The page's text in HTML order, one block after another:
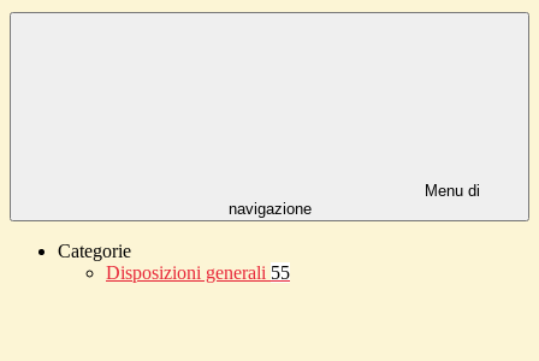
Menu di
navigazione
Categorie
Disposizioni generali 55